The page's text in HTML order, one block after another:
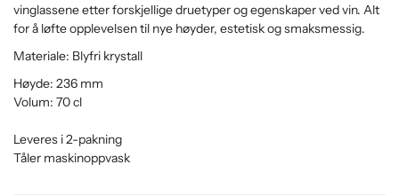
vinglassene etter forskjellige druetyper og egenskaper ved vin. Alt
for å løfte opplevelsen til nye høyder, estetisk og smaksmessig.
Materiale: Blyfri krystall
Høyde: 236 mm
Volum: 70 cl
Leveres i 2-pakning
Tåler maskinoppvask